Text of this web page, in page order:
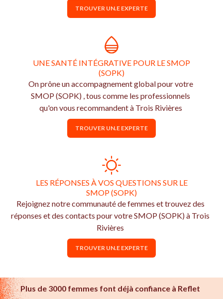
TROUVER UN.E EXPERTE
UNE SANTÉ INTÉGRATIVE POUR LE SMOP
(SOPK)
On prône un accompagnement global pour votre
SMOP (SOPK) , tous comme les professionnels
qu'on vous recommandent à Trois Rivières
TROUVER UN.E EXPERTE
LES RÉPONSES À VOS QUESTIONS SUR LE
SMOP (SOPK)
Rejoignez notre communauté de femmes et trouvez des
réponses et des contacts pour votre SMOP (SOPK) à Trois
Rivières
TROUVER UN.E EXPERTE
Plus de 3000 femmes font déjà confiance à Reflet